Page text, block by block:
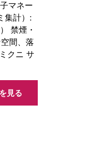
マネー
集計）:
禁煙・
間、落
クニ サ
見る